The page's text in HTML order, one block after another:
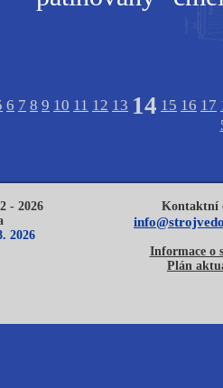
6 7 8 9 10 11 12 13 14 15 16 17
- 2026
2026
Kontaktní
Informace o
Plán